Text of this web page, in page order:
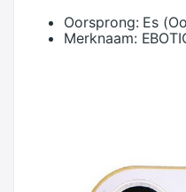
Oorsprong: Es
Merknaam: